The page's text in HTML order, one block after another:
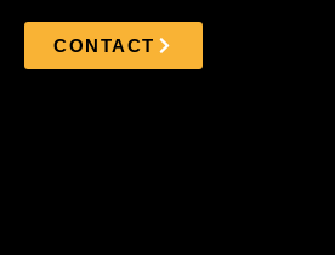
CONTACT